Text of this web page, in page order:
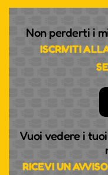
Non perderti i
ISCRIVITI
Vuoi vedere i
RICEVI UN